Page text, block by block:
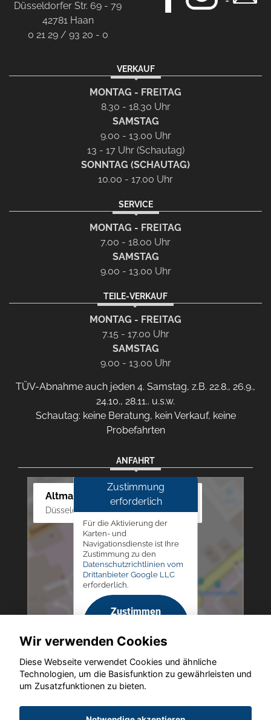
Düsseldorfer Str. 69 - 79
42781 Haan
0 21 29 / 93 20 - 0
VERKAUF
MONTAG - FREITAG
8.30 - 18.30 Uhr
SAMSTAG
9.00 - 13.00 Uhr
13 - 17 Uhr (Schautag)
SONNTAG (SCHAUTAG)
10.00 - 17.00 Uhr
SERVICE
MONTAG - FREITAG
7.00 - 18.00 Uhr
SAMSTAG
9.00 - 13.00 Uhr
TEILE-VERKAUF
MONTAG - FREITAG
7.15 - 17.00 Uhr
SAMSTAG
9.00 - 13.00 Uhr
TÜV-Abnahme auch jeden 4. Samstag, z.B. 22.8., 26.9.,
24.10., 28.11.. u.s.w.
Schautag: keine Beratung, kein Verkauf, keine
Probefahrten
ANFAHRT
Altmann Autoland
Düsseldorfer Str. 69 - 79, 42781 Haan
Zustimmung
erforderlich
Für die Aktivierung der
Karten- und
Navigationsdienste ist Ihre
Zustimmung zu den
Datenschutzrichtlinien vom
Drittanbieter Google LLC
erforderlich.
Zustimmen
aktivieren
Copyright © 2026. Altmann Autoland
Wir verwenden Cookies
Diese Webseite verwendet Cookies und ähnliche
Technologien, um die Basisfunktion zu gewährleisten und
um Zusatzfunktionen zu bieten.